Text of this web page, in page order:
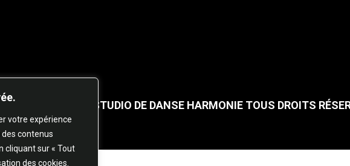
votre expérience
contenus
cliquant sur « Tout
des cookies.
© 2025 STUDIO DE DANSE HARMONIE TOUS DROITS